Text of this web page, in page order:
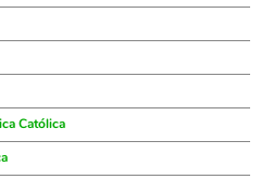
Católica